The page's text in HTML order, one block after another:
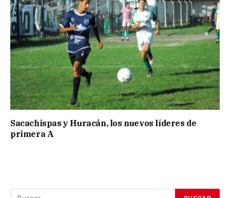
Sacachispas y Huracán, los nuevos líderes de
primera A